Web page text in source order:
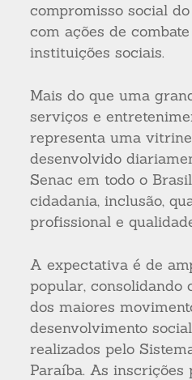
compromisso social
com ações de
instituições sociais.
Mais do que uma
serviços e
representa uma
desenvolvido
Senac em todo o
cidadania, inclusão,
profissional e
A expectativa é de
popular, consolidando
dos maiores
desenvolvimento
realizados pelo
Paraíba. As